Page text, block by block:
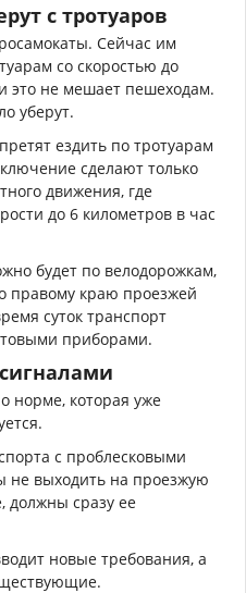
с тротуаров
Сейчас им
со скоростью до
это не мешает пешеходам.
уберут.
ездить по тротуарам
сделают только
движения, где
до 6 километров в час
будет по велодорожкам,
правому краю проезжей
суток транспорт
приборами.
норме, которая уже
с проблесковыми
не выходить на проезжую
должны сразу ее
новые требования, а